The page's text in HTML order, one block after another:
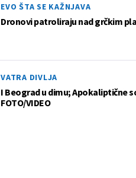
EVO ŠTA SE KAŽNJAVA
Dronovi patroliraju nad grčkim
VATRA DIVLJA
I Beograd u dimu; Apokaliptične
FOTO/VIDEO